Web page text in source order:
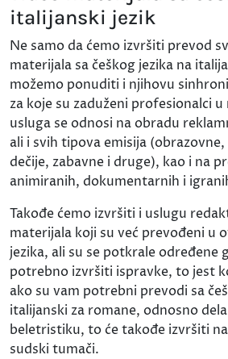
italijanski jezik
Ne samo da ćemo izvršiti prevod
materijala sa češkog jezika na
možemo ponuditi i njihovu
za koje su zaduženi profesionalci
usluga se odnosi na obradu
ali i svih tipova emisija
dečije, zabavne i druge), kao i na
animiranih, dokumentarnih i
Takođe ćemo izvršiti i uslugu
materijala koji su već prevođeni u
jezika, ali su se potkrale određene
potrebno izvršiti ispravke, to jest
ako su vam potrebni prevodi sa
italijanski za romane, odnosno
beletristiku, to će takođe izvršiti
sudski tumači.